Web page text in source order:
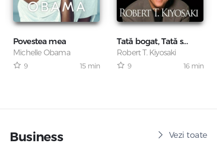
Povestea mea
Michelle Obama
9 15 min
Tată bogat, Tată sărac
Robert T. Kiyosaki
9 16 min
Business Vezi toate